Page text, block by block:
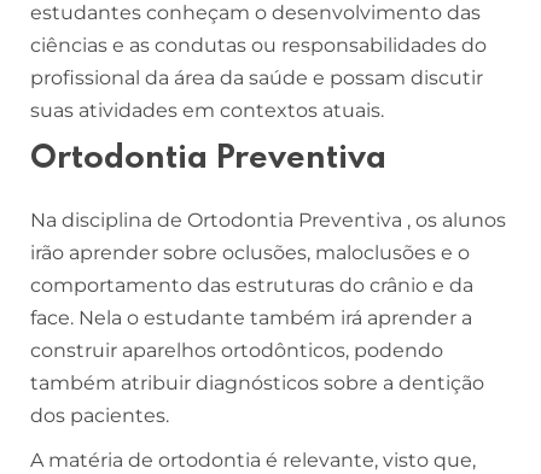
estudantes conheçam o desenvolvimento das
ciências e as condutas ou responsabilidades do
profissional da área da saúde e possam discutir
suas atividades em contextos atuais.
Ortodontia Preventiva
Na disciplina de Ortodontia Preventiva , os alunos
irão aprender sobre oclusões, maloclusões e o
comportamento das estruturas do crânio e da
face. Nela o estudante também irá aprender a
construir aparelhos ortodônticos, podendo
também atribuir diagnósticos sobre a dentição
dos pacientes.
A matéria de ortodontia é relevante, visto que,